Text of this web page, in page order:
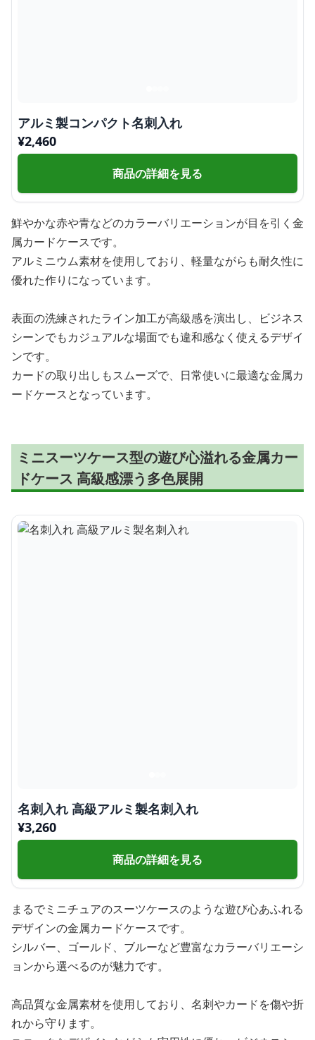
アルミ製コンパクト名刺入れ
¥2,460
商品の詳細を見る
鮮やかな赤や青などのカラーバリエーションが目を引く金
属カードケースです。
アルミニウム素材を使用しており、軽量ながらも耐久性に
優れた作りになっています。
表面の洗練されたライン加工が高級感を演出し、ビジネス
シーンでもカジュアルな場面でも違和感なく使えるデザイ
ンです。
カードの取り出しもスムーズで、日常使いに最適な金属カ
ードケースとなっています。
ミニスーツケース型の遊び心溢れる金属カー
ドケース 高級感漂う多色展開
名刺入れ 高級アルミ製名刺入れ
¥3,260
商品の詳細を見る
まるでミニチュアのスーツケースのような遊び心あふれる
デザインの金属カードケースです。
シルバー、ゴールド、ブルーなど豊富なカラーバリエーシ
ョンから選べるのが魅力です。
高品質な金属素材を使用しており、名刺やカードを傷や折
れから守ります。